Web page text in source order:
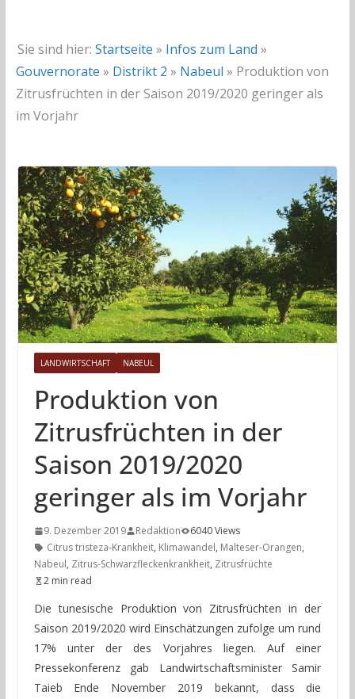
Sie sind hier: Startseite » Infos zum Land »
Gouvernorate » Distrikt 2 » Nabeul » Produktion von
Zitrusfrüchten in der Saison 2019/2020 geringer als
im Vorjahr
LANDWIRTSCHAFT NABEUL
Produktion von
Zitrusfrüchten in der
Saison 2019/2020
geringer als im Vorjahr
9. Dezember 2019 Redaktion
6040 Views
Citrus tristeza-Krankheit, Klimawandel, Malteser-Orangen,
Nabeul, Zitrus-Schwarzfleckenkrankheit, Zitrusfrüchte
2 min read
Die tunesische Produktion von Zitrusfrüchten in der
Saison 2019/2020 wird Einschätzungen zufolge um rund
17% unter der des Vorjahres liegen. Auf einer
Pressekonferenz gab Landwirtschaftsminister Samir
Taieb Ende November 2019 bekannt, dass die